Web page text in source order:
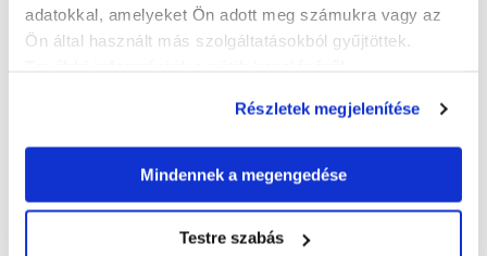
adatokkal, amelyeket Ön adott meg számukra vagy az
Ön által használt más szolgáltatásokból gyűjtöttek.
Részletek megjelenítése
Mindennek a megengedése
Testre szabás
2026.05.07
Regélő romok Regécen
A Zempléni-hegység rengetegében, Mogyoróska
szebb időket is látott vár romjait találjuk egy